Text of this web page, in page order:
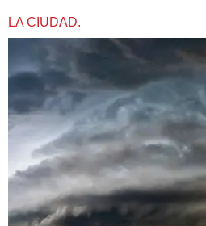
LA CIUDAD.